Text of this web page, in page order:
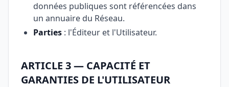
données publiques sont référencées dans
un annuaire du Réseau.
Parties : l'Éditeur et l'Utilisateur.
ARTICLE 3 — CAPACITÉ ET
GARANTIES DE L'UTILISATEUR